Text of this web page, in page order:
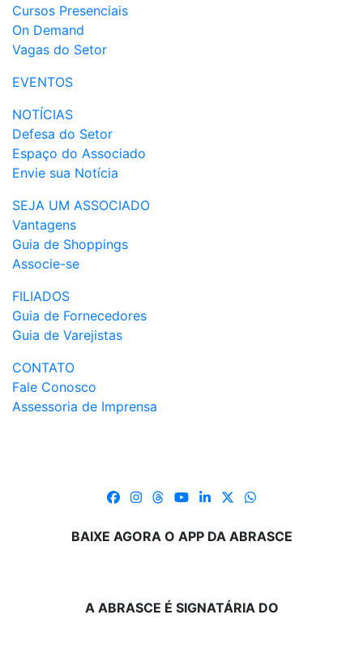
Cursos Presenciais
On Demand
Vagas do Setor
EVENTOS
NOTÍCIAS
Defesa do Setor
Espaço do Associado
Envie sua Notícia
SEJA UM ASSOCIADO
Vantagens
Guia de Shoppings
Associe-se
FILIADOS
Guia de Fornecedores
Guia de Varejistas
CONTATO
Fale Conosco
Assessoria de Imprensa
BAIXE AGORA O APP DA ABRASCE
A ABRASCE É SIGNATÁRIA DO